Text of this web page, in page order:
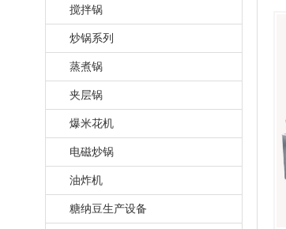
搅拌锅
炒锅系列
蒸煮锅
夹层锅
爆米花机
电磁炒锅
油炸机
糖纳豆生产设备